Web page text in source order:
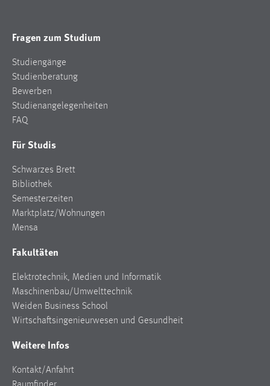
Fragen zum Studium
Studiengänge
Studienberatung
Bewerben
Studienangelegenheiten
FAQ
Für Studis
Schwarzes Brett
Bibliothek
Semesterzeiten
Marktplatz/Wohnungen
Mensa
Fakultäten
Elektrotechnik, Medien und Informatik
Maschinenbau/Umwelttechnik
Weiden Business School
Wirtschaftsingenieurwesen und Gesundheit
Weitere Infos
Kontakt/Anfahrt